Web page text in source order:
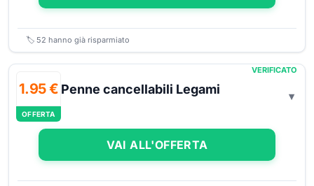
🏷️ 52 hanno già risparmiato
1.95 €
OFFERTA
VERIFICATO
Penne cancellabili Legami
VAI ALL'OFFERTA